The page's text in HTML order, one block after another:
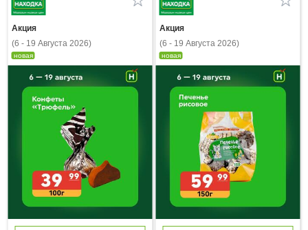
Акция
(6 - 19 Августа 2026)
новая
Акция
(6 - 19 Августа 2026)
новая